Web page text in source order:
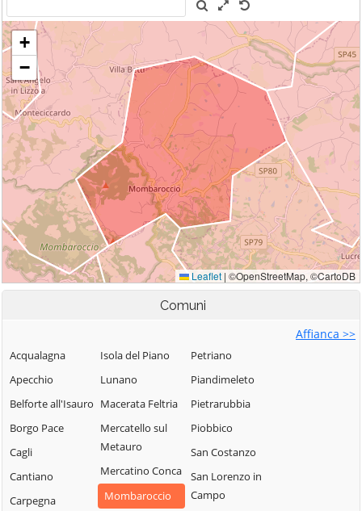
Comuni
Affianca >>
Acqualagna
Apecchio
Belforte all'Isauro
Borgo Pace
Cagli
Cantiano
Carpegna
Isola del Piano
Lunano
Macerata Feltria
Mercatello sul
Metauro
Mercatino Conca
Mombaroccio
Petriano
Piandimeleto
Pietrarubbia
Piobbico
San Costanzo
San Lorenzo in
Campo